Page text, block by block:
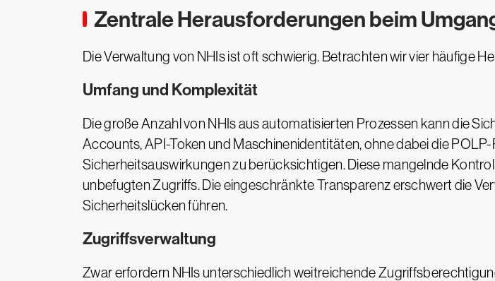
Zentrale Herausforderungen beim
Die Verwaltung von NHIs ist oft schwierig. Betrachten wir vier häufige
Umfang und Komplexität
Die große Anzahl von NHIs aus automatisierten Prozessen kann die
Accounts, API-Token und Maschinenidentitäten, ohne dabei die
Sicherheitsauswirkungen zu berücksichtigen. Diese mangelnde
unbefugten Zugriffs. Die eingeschränkte Transparenz erschwert die
Sicherheitslücken führen.
Zugriffsverwaltung
Zwar erfordern NHIs unterschiedlich weitreichende